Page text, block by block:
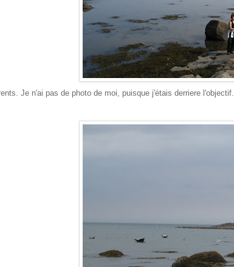
Je n'ai pas de photo de moi, puisque j'étais derriere l'objectif.